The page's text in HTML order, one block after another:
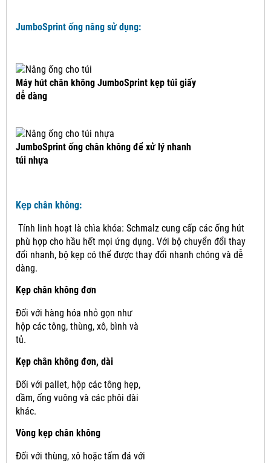
JumboSprint ống nâng sử dụng:
Máy hút chân không JumboSprint kẹp túi giấy
dễ dàng
JumboSprint ống chân không để xử lý nhanh
túi nhựa
Kẹp chân không:
Tính linh hoạt là chìa khóa: Schmalz cung cấp các ống hút
phù hợp cho hầu hết mọi ứng dụng. Với bộ chuyển đổi thay
đổi nhanh, bộ kẹp có thể được thay đổi nhanh chóng và dễ
dàng.
Kẹp chân không đơn
Đối với hàng hóa nhỏ gọn như
hộp các tông, thùng, xô, bình và
tủ.
Kẹp chân không đơn, dài
Đối với pallet, hộp các tông hẹp,
dầm, ống vuông và các phôi dài
khác.
Vòng kẹp chân không
Đối với thùng, xô hoặc tấm đá với